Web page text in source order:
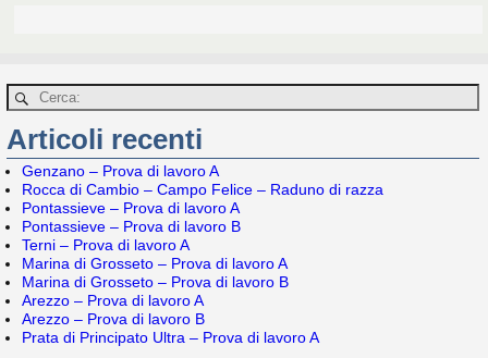
Articoli recenti
Genzano – Prova di lavoro A
Rocca di Cambio – Campo Felice – Raduno di razza
Pontassieve – Prova di lavoro A
Pontassieve – Prova di lavoro B
Terni – Prova di lavoro A
Marina di Grosseto – Prova di lavoro A
Marina di Grosseto – Prova di lavoro B
Arezzo – Prova di lavoro A
Arezzo – Prova di lavoro B
Prata di Principato Ultra – Prova di lavoro A